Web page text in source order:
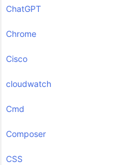
ChatGPT
Chrome
Cisco
cloudwatch
Cmd
Composer
CSS